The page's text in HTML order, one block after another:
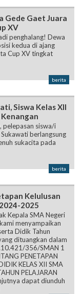
Gede Gaet Juara
XV
penghalang! Dewa
kedua di ajang
Cup XV tingkat
berita
Siswa Kelas XII
pelepasan siswa/i
berlangsung
sukacita pada
berita
Kelulusan
2025
Kepala SMA Negeri
menyampaikan
Didik Tahun
dituangkan dalam
356/SMAN 1
PENETAPAN
KELAS XII SMA
PELAJARAN
dapat diunduh